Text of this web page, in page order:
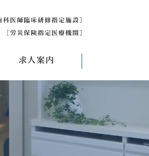
求人案内
求人募集について
研修医募集